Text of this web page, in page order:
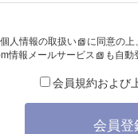
個人情報の取扱い
に同意の
情報メールサービス も自動
会員規約および
会員登